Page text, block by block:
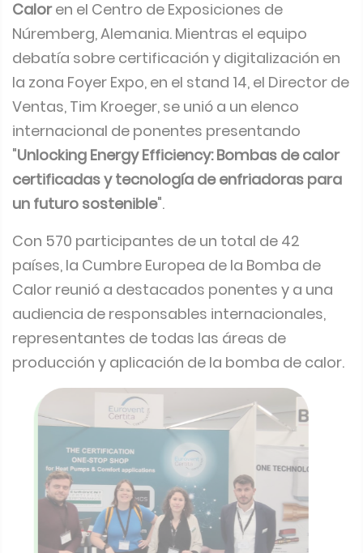
Caloren el Centro de Exposiciones de
Núremberg, Alemania. Mientras el equipo
debatía sobre certificación y digitalización en
la zona Foyer Expo, en el stand 14, el Director de
Ventas, Tim Kroeger, se unió a un elenco
internacional de ponentes presentando
"Unlocking Energy Efficiency: Bombas de calor
certificadas y tecnología de enfriadoras para
un futuro sostenible".
Con 570 participantes de un total de 42
países, la Cumbre Europea de la Bomba de
Calor reunió a destacados ponentes y a una
audiencia de responsables internacionales,
representantes de todas las áreas de
producción y aplicación de la bomba de calor.